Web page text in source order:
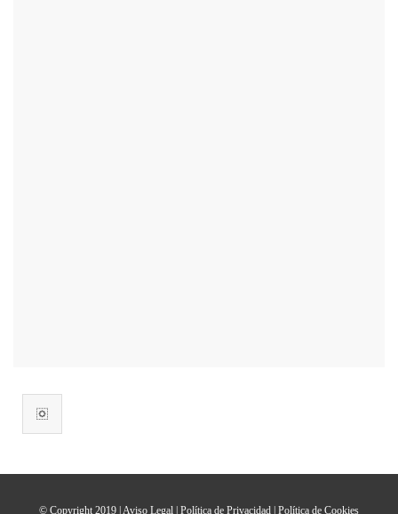
© Copyright 2019 | Aviso Legal Política de Privacidad Política de Cookies